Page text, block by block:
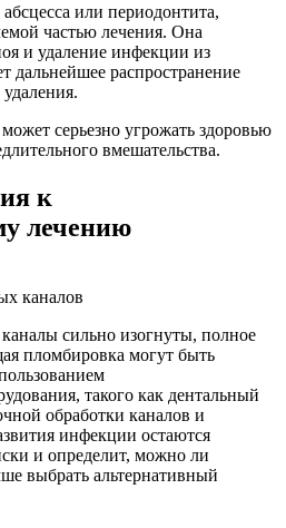
или периодонтита,
частью лечения. Она
и удаление инфекции из
дальнейшее распространение
серьезно угрожать здоровью
вмешательства.
к
лечению
каналов
сильно изогнуты, полное
пломбировка могут быть
такого как дентальный
обработки каналов и
инфекции остаются
и определит, можно ли
выбрать альтернативный